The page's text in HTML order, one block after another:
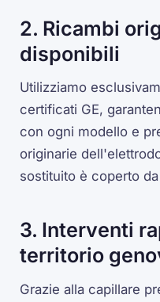
2. Ricambi
disponibili
Utilizziamo
certificati GE,
con ogni modello e
originarie
sostituito è coperto
3. Interventi
territorio
Grazie alla capillare